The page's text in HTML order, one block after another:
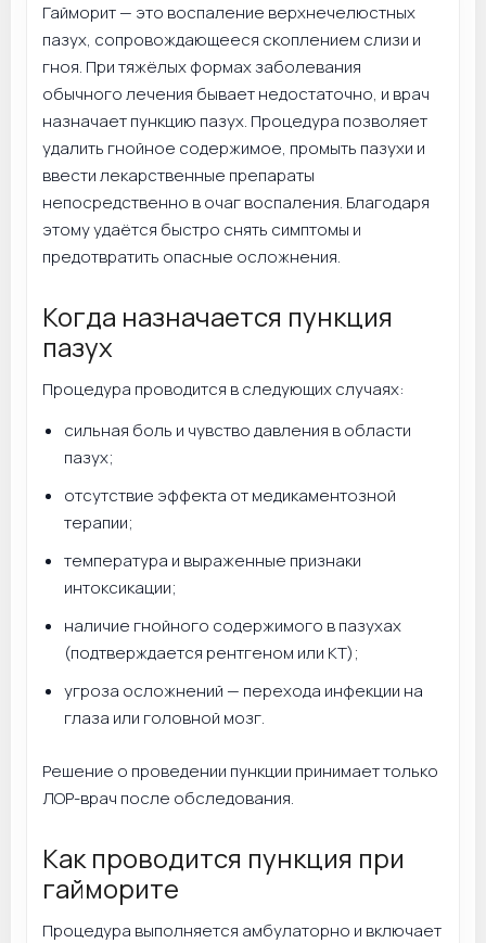
Гайморит — это воспаление верхнечелюстных
пазух, сопровождающееся скоплением слизи и
гноя. При тяжёлых формах заболевания
обычного лечения бывает недостаточно, и врач
назначает пункцию пазух. Процедура позволяет
удалить гнойное содержимое, промыть пазухи и
ввести лекарственные препараты
непосредственно в очаг воспаления. Благодаря
этому удаётся быстро снять симптомы и
предотвратить опасные осложнения.
Когда назначается пункция
пазух
Процедура проводится в следующих случаях:
сильная боль и чувство давления в области
пазух;
отсутствие эффекта от медикаментозной
терапии;
температура и выраженные признаки
интоксикации;
наличие гнойного содержимого в пазухах
(подтверждается рентгеном или КТ);
угроза осложнений — перехода инфекции на
глаза или головной мозг.
Решение о проведении пункции принимает только
ЛОР-врач после обследования.
Как проводится пункция при
гайморите
Процедура выполняется амбулаторно и включает